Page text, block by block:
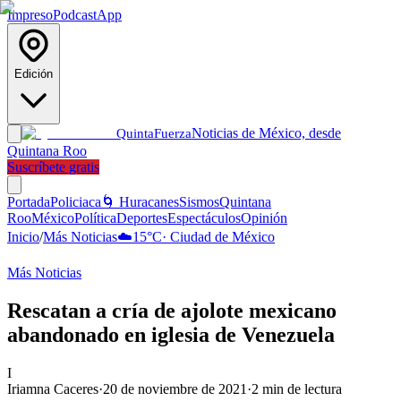
ImpresoPodcastApp
Edición
QuintaFuerzaNoticias de México, desde
Quintana Roo
Suscríbete gratis
PortadaPoliciaca 🌀 HuracanesSismosQuintana
RooMéxicoPolíticaDeportesEspectáculosOpinión
Inicio/Más Noticias☁️15°C· Ciudad de México
Más Noticias
Rescatan a cría de ajolote mexicano
abandonado en iglesia de Venezuela
I
Iriamna Caceres·20 de noviembre de 2021 ·2 min de lectura